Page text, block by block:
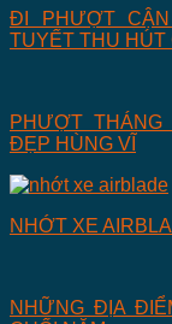
ĐI PHƯỢT
TUYẾT THU HÚT
PHƯỢT
ĐẸP HÙNG VĨ
NHỚT XE
NHỮNG ĐỊA